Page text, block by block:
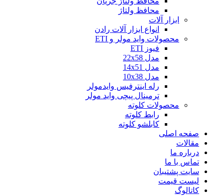
محافظ ولتاژ
ابزار آلات
انواع ابزار آلات رادن
محصولات واید مولر و ETI
فیوز ETI
مدل 22x58
مدل 14x51
مدل 10x38
رله اینترفیس وایدمولر
ترمینال پیچی واید مولر
محصولات کلوته
رابط کلوته
کابلشو کلوته
صفحه اصلی
مقالات
درباره ما
تماس با ما
سایت پشتیبان
لیست قیمت
کاتالوگ